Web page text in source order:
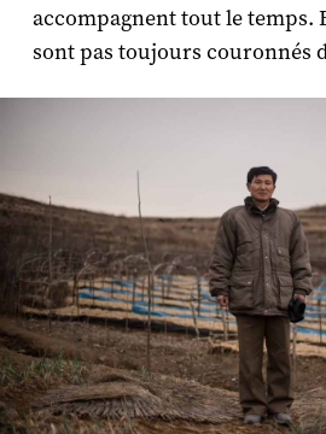
accompagnent tout le temps.
sont pas toujours couronnés